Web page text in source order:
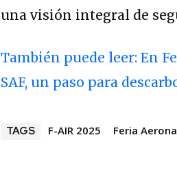
una visión integral de
También puede leer: En
SAF, un paso para
TAGS F-AIR 2025 Feria